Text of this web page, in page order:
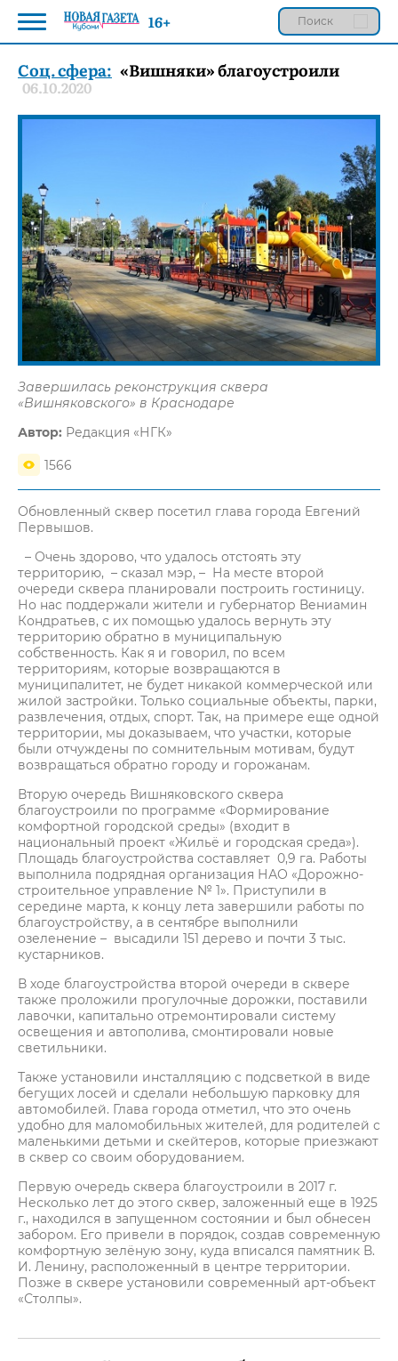
Соц. сфера: «Вишняки» благоустроили
06.10.2020
Завершилась реконструкция сквера
«Вишняковского» в Краснодаре
Автор: Редакция «НГК»
1566
Обновленный сквер посетил глава города Евгений
Первышов.
– Очень здорово, что удалось отстоять эту
территорию, – сказал мэр, – На месте второй
очереди сквера планировали построить гостиницу.
Но нас поддержали жители и губернатор Вениамин
Кондратьев, с их помощью удалось вернуть эту
территорию обратно в муниципальную
собственность. Как я и говорил, по всем
территориям, которые возвращаются в
муниципалитет, не будет никакой коммерческой или
жилой застройки. Только социальные объекты, парки,
развлечения, отдых, спорт. Так, на примере еще одной
территории, мы доказываем, что участки, которые
были отчуждены по сомнительным мотивам, будут
возвращаться обратно городу и горожанам.
Вторую очередь Вишняковского сквера
благоустроили по программе «Формирование
комфортной городской среды» (входит в
национальный проект «Жильё и городская среда»).
Площадь благоустройства составляет 0,9 га. Работы
выполнила подрядная организация НАО «Дорожно-
строительное управление № 1». Приступили в
середине марта, к концу лета завершили работы по
благоустройству, а в сентябре выполнили
озеленение – высадили 151 дерево и почти 3 тыс.
кустарников.
В ходе благоустройства второй очереди в сквере
также проложили прогулочные дорожки, поставили
лавочки, капитально отремонтировали систему
освещения и автополива, смонтировали новые
светильники.
Также установили инсталляцию с подсветкой в виде
бегущих лосей и сделали небольшую парковку для
автомобилей. Глава города отметил, что это очень
удобно для маломобильных жителей, для родителей с
маленькими детьми и скейтеров, которые приезжают
в сквер со своим оборудованием.
Первую очередь сквера благоустроили в 2017 г.
Несколько лет до этого сквер, заложенный еще в 1925
г., находился в запущенном состоянии и был обнесен
забором. Его привели в порядок, создав современную
комфортную зелёную зону, куда вписался памятник В.
И. Ленину, расположенный в центре территории.
Позже в сквере установили современный арт-объект
«Столпы».
16+